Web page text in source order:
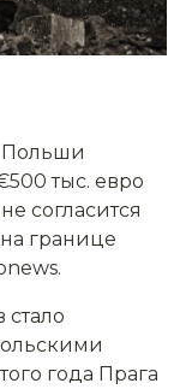
Польши
тыс. евро
согласится
границе
года Прага